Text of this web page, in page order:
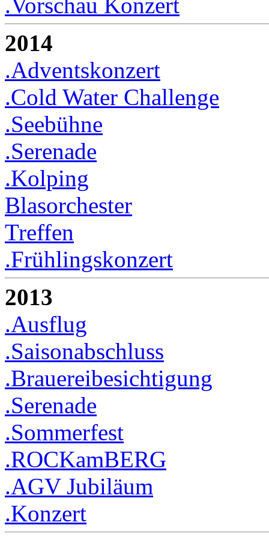
2014
.Adventskonzert
.Cold Water Challenge
.Seebühne
.Serenade
.Kolping
Blasorchester
Treffen
.Frühlingskonzert
2013
.Ausflug
.Saisonabschluss
.Brauereibesichtigung
.Serenade
.Sommerfest
.ROCKamBERG
.AGV Jubiläum
.Konzert